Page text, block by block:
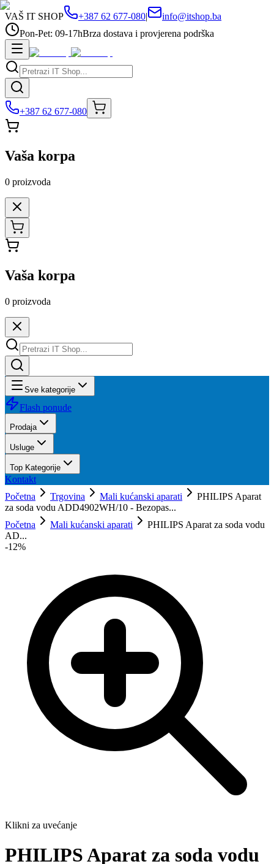
VAŠ IT SHOP +387 62 677-080|
info@itshop.ba
Pon-Pet: 09-17hBrza dostava i provjerena podrška
+387 62 677-080
Vaša korpa
0 proizvoda
Vaša korpa
0 proizvoda
Sve kategorije
Flash ponude
Prodaja
Usluge
Top Kategorije
Kontakt
Početna
Trgovina Mali kućanski aparati
PHILIPS Aparat
za soda vodu ADD4902WH/10 - Bezopas...
Početna
Mali kućanski aparati
PHILIPS Aparat za soda vodu
AD...
-12%
Klikni za uvećanje
PHILIPS Aparat za soda vodu